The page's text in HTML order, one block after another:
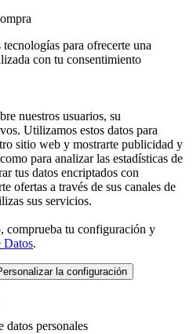
para ofrecerte una
con tu consentimiento
nuestros usuarios, su
Utilizamos estos datos para
sitio web y mostrarte publicidad y
para analizar las estadísticas de
tus datos encriptados con
ofertas a través de sus canales de
sus servicios.
comprueba tu configuración y
Datos.
la configuración
personales